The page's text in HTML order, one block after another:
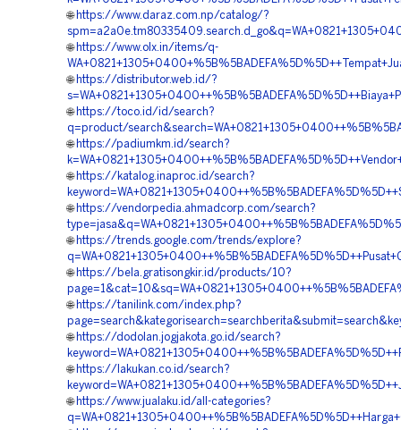
🌐 https://www.daraz.com.np/catalog/?
🌐 https://www.olx.in/items/q-
🌐 https://distributor.web.id/?
🌐 https://toco.id/id/search?
q=product/
🌐 https://padiumkm.id/search?
🌐 https://katalog.inaproc.id/search?
🌐 https://vendorpedia.ahmadcorp.com/search?
🌐 https://trends.google.com/trends/explore?
🌐 https://bela.gratisongkir.id/products/10?
🌐 https://tanilink.com/index.php?
🌐 https://dodolan.jogjakota.go.id/search?
🌐 https://lakukan.co.id/search?
🌐 https://www.jualaku.id/all-categories?